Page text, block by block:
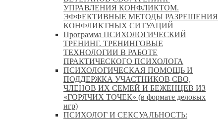
УПРАВЛЕНИЯ КОНФЛИКТОМ.
ЭФФЕКТИВНЫЕ МЕТОДЫ РАЗРЕШЕНИЯ
КОНФЛИКТНЫХ СИТУАЦИЙ
Программа ПСИХОЛОГИЧЕСКИЙ
ТРЕНИНГ. ТРЕНИНГОВЫЕ
ТЕХНОЛОГИИ В РАБОТЕ
ПРАКТИЧЕСКОГО ПСИХОЛОГА
ПСИХОЛОГИЧЕСКАЯ ПОМОЩЬ И
ПОДДЕРЖКА УЧАСТНИКОВ СВО,
ЧЛЕНОВ ИХ СЕМЕЙ И БЕЖЕНЦЕВ ИЗ
«ГОРЯЧИХ ТОЧЕК» (в формате деловых
игр)
ПСИХОЛОГ И СЕКСУАЛЬНОСТЬ: